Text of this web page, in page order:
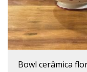
bowl cerâmica flores branco e